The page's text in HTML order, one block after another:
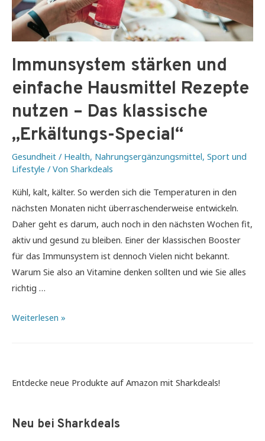
Immunsystem stärken und
einfache Hausmittel Rezepte
nutzen – Das klassische
„Erkältungs-Special“
Gesundheit / Health, Nahrungsergänzungsmittel, Sport und
Lifestyle / Von Sharkdeals
Kühl, kalt, kälter. So werden sich die Temperaturen in den
nächsten Monaten nicht überraschenderweise entwickeln.
Daher geht es darum, auch noch in den nächsten Wochen fit,
aktiv und gesund zu bleiben. Einer der klassischen Booster
für das Immunsystem ist dennoch Vielen nicht bekannt.
Warum Sie also an Vitamine denken sollten und wie Sie alles
richtig …
Immunsystem
Hausmittel
–
Weiterlesen »
Entdecke neue Produkte auf Amazon mit Sharkdeals!
Neu bei Sharkdeals